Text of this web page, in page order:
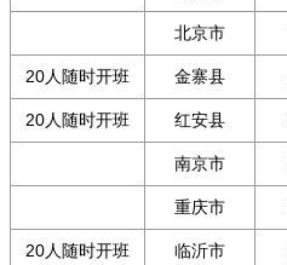
北京市
20人随时开班 金寨县
20人随时开班 红安县
南京市
重庆市
20人随时开班 临沂市